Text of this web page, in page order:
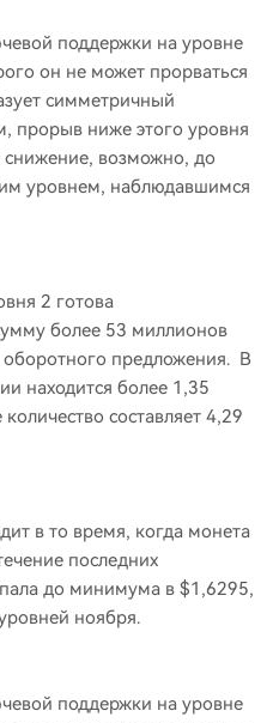
поддержки на уровне
он не может прорваться
симметричный
прорыв ниже этого уровня
снижение, возможно, до
уровнем, наблюдавшимся
2 готова
более 53 миллионов
предложения. В
находится более 1,35
составляет 4,29
в то время, когда монета
последних
до минимума в $1,6295,
ноября.
поддержки на уровне